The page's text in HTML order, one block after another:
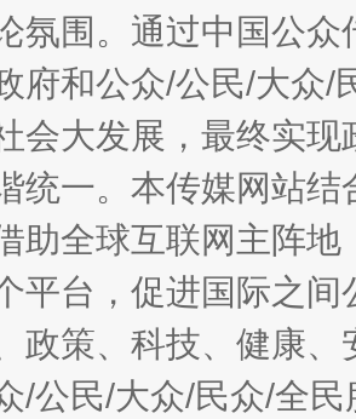
氛围。通过中国公
府和公众/公民/大众
会大发展，最终实
统一。本传媒网站
助全球互联网主阵
平台，促进国际之
政策、科技、健康
/公民/大众/民众/全